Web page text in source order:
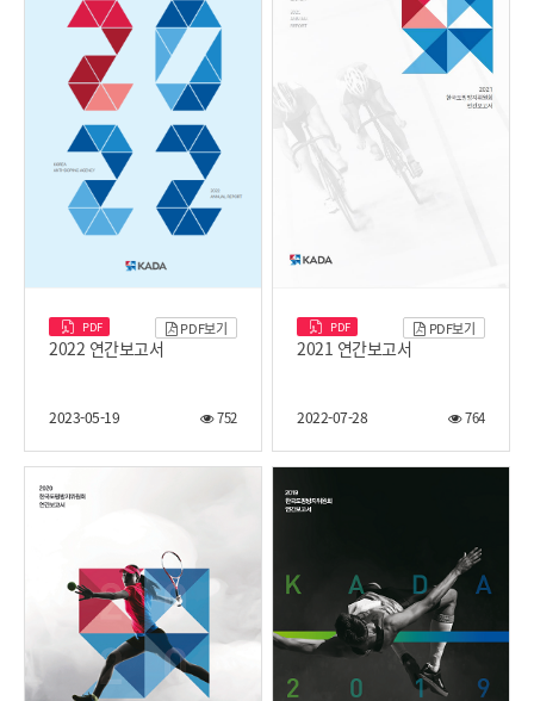
PDF
2022 연간보고서
2023-05-19 752
PDF보기 PDF
2021 연간보고서
2022-07-28 764
PDF보기